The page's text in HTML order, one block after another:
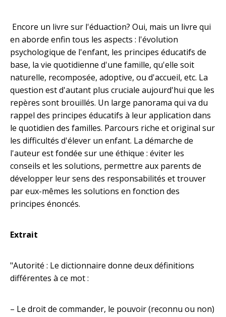
Encore un livre sur l'éduaction? Oui, mais un livre qui
en aborde enfin tous les aspects : l'évolution
psychologique de l'enfant, les principes éducatifs de
base, la vie quotidienne d'une famille, qu'elle soit
naturelle, recomposée, adoptive, ou d'accueil, etc. La
question est d'autant plus cruciale aujourd'hui que les
repères sont brouillés. Un large panorama qui va du
rappel des principes éducatifs à leur application dans
le quotidien des familles. Parcours riche et original sur
les difficultés d'élever un enfant. La démarche de
l'auteur est fondée sur une éthique : éviter les
conseils et les solutions, permettre aux parents de
développer leur sens des responsabilités et trouver
par eux-mêmes les solutions en fonction des
principes énoncés.
Extrait
"Autorité : Le dictionnaire donne deux définitions
différentes à ce mot :
– Le droit de commander, le pouvoir (reconnu ou non)